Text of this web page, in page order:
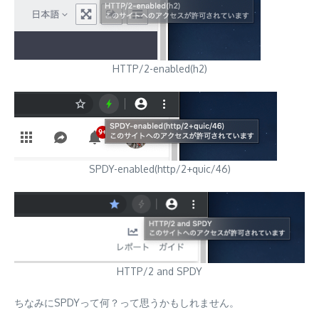
HTTP/2-enabled(h2)
SPDY-enabled(http/2+quic/46)
HTTP/2 and SPDY
ちなみにSPDYって何？って思うかもしれません。